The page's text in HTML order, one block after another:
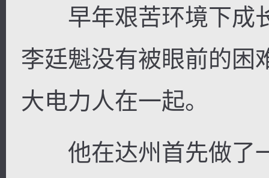
早年艰苦环境下成
李廷魁没有被眼前的困
大电力人在一起。
他在达州首先做了一